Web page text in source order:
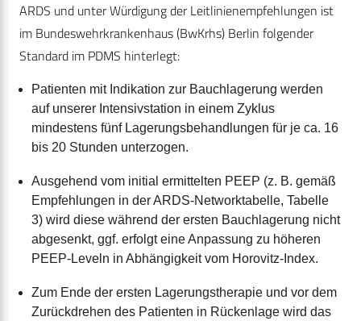
ARDS und unter Würdigung der Leitlinienempfehlungen ist
im Bundeswehrkrankenhaus (BwKrhs) Berlin folgender
Standard im PDMS hinterlegt:
Patienten mit Indikation zur Bauchlagerung werden
auf unserer Intensivstation in einem Zyklus
mindestens fünf Lagerungsbehandlungen für je ca. 16
bis 20 Stunden unterzogen.
Ausgehend vom initial ermittelten PEEP (z. B. gemäß
Empfehlungen in der ARDS-Networktabelle, Tabelle
3) wird diese während der ersten Bauchlagerung nicht
abgesenkt, ggf. erfolgt eine Anpassung zu höheren
PEEP-Leveln in Abhängigkeit vom Horovitz-­Index.
Zum Ende der ersten Lagerungstherapie und vor dem
Zurückdrehen des Patienten in Rückenlage wird das